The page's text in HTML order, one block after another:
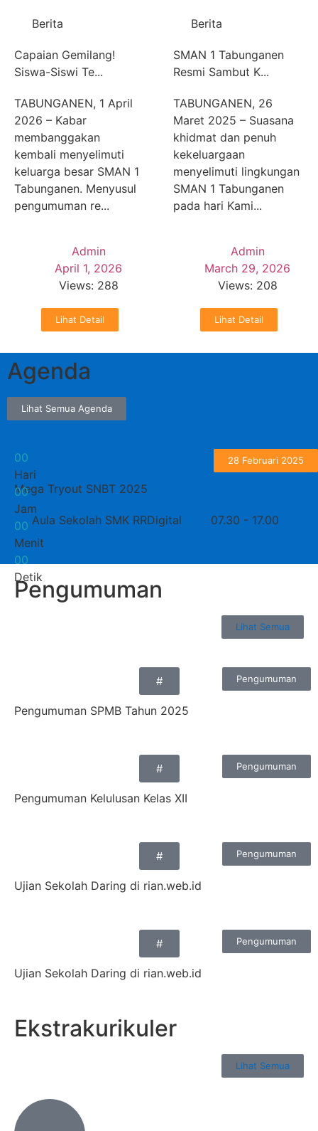
Berita
Capaian Gemilang!
Siswa-Siswi Te...
TABUNGANEN, 1 April
2026 – Kabar
membanggakan
kembali menyelimuti
keluarga besar SMAN 1
Tabunganen. Menyusul
pengumuman re...
Admin
April 1, 2026
Views: 288
Lihat Detail
Berita
SMAN 1 Tabunganen
Resmi Sambut K...
TABUNGANEN, 26
Maret 2025 – Suasana
khidmat dan penuh
kekeluargaan
menyelimuti lingkungan
SMAN 1 Tabunganen
pada hari Kami...
Admin
March 29, 2026
Views: 208
Lihat Detail
Agenda
Lihat Semua Agenda
28 Februari 2025
Mega Tryout SNBT 2025
Aula Sekolah SMK RRDigital 07.30 - 17.00
00
Hari
00
Jam
00
Menit
00
Detik
Pengumuman
Lihat Semua
Pengumuman
#
Pengumuman SPMB Tahun 2025
Pengumuman
#
Pengumuman Kelulusan Kelas XII
Pengumuman
#
Ujian Sekolah Daring di rian.web.id
Pengumuman
#
Ujian Sekolah Daring di rian.web.id
Ekstrakurikuler
Lihat Semua